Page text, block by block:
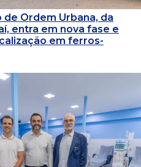
Ordem Urbana, da
entra em nova fase e
em ferros-